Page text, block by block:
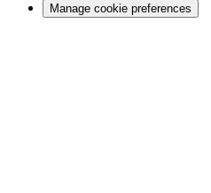
Manage cookie preferences